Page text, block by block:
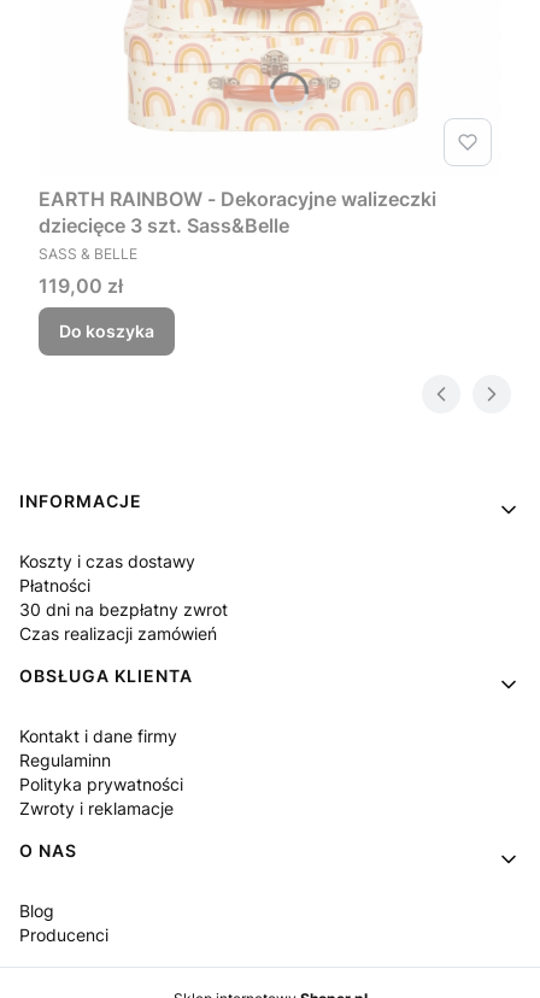
EARTH RAINBOW - Dekoracyjne walizeczki
dziecięce 3 szt. Sass&Belle
PRODUCENT
SASS & BELLE
Cena
119,00 zł
Do koszyka
Linki w stopce
INFORMACJE
Koszty i czas dostawy
Płatności
30 dni na bezpłatny zwrot
Czas realizacji zamówień
OBSŁUGA KLIENTA
Kontakt i dane firmy
Regulaminn
Polityka prywatności
Zwroty i reklamacje
O NAS
Blog
Producenci